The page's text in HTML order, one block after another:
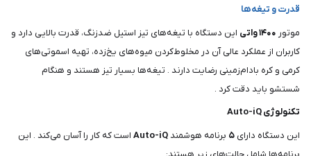
قدرت و تیغه‌ها
موتور ۱۴۰۰ واتی
این دستگاه با تیغه‌های تیز استیل ضدزنگ، قدرت بالایی دارد و
کاربران از عملکرد عالی آن در مخلوط‌کردن میوه‌های یخ‌زده، تهیه اسموتی‌های
کرمی و کره بادام‌زمینی رضایت دارند . تیغه‌ها بسیار تیز هستند و هنگام
شستشو باید دقت کرد .
تکنولوژی Auto-iQ
این دستگاه دارای ۵ برنامه هوشمندAuto-iQ است که کار را آسان می‌کند . این